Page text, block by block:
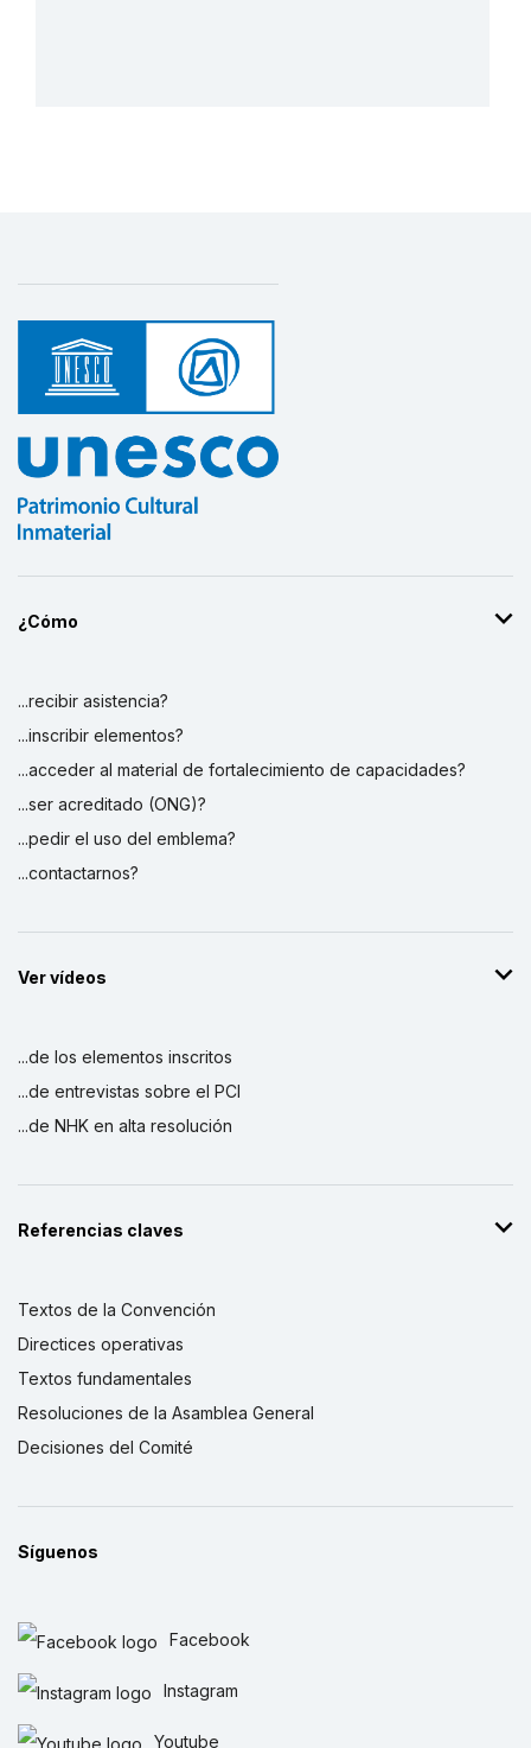
¿Cómo
...recibir asistencia?
...inscribir elementos?
...acceder al material de fortalecimiento de capacidades?
...ser acreditado (ONG)?
...pedir el uso del emblema?
...contactarnos?
Ver vídeos
...de los elementos inscritos
...de entrevistas sobre el PCI
...de NHK en alta resolución
Referencias claves
Textos de la Convención
Directices operativas
Textos fundamentales
Resoluciones de la Asamblea General
Decisiones del Comité
Síguenos
Facebook
Instagram
Youtube